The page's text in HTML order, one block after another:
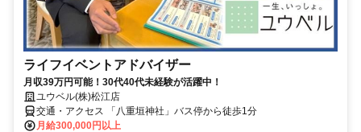
ライフイベントアドバイザー
月収39万円可能！30代40代未経験が活躍中！
ユウベル(株)松江店
交通・アクセス 「八重垣神社」バス停から徒歩1分
月給300,000円以上